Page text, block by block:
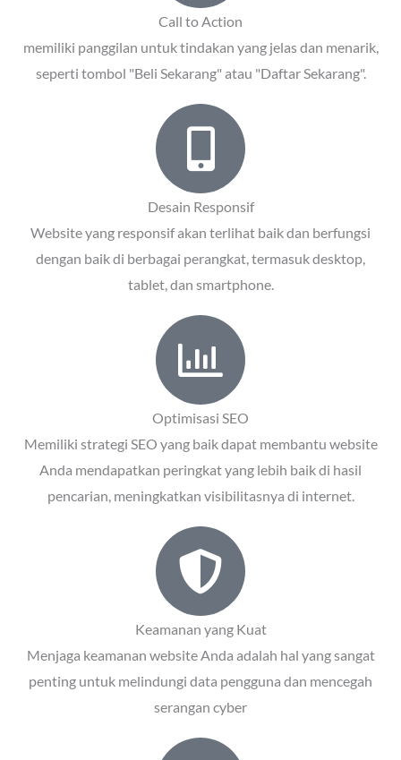
Call to Action
memiliki panggilan untuk tindakan yang jelas dan menarik,
seperti tombol "Beli Sekarang" atau "Daftar Sekarang".
Desain Responsif
Website yang responsif akan terlihat baik dan berfungsi
dengan baik di berbagai perangkat, termasuk desktop,
tablet, dan smartphone.
Optimisasi SEO
Memiliki strategi SEO yang baik dapat membantu website
Anda mendapatkan peringkat yang lebih baik di hasil
pencarian, meningkatkan visibilitasnya di internet.
Keamanan yang Kuat
Menjaga keamanan website Anda adalah hal yang sangat
penting untuk melindungi data pengguna dan mencegah
serangan cyber